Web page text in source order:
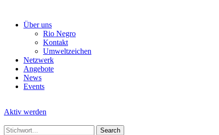
Über uns
Rio Negro
Kontakt
Umweltzeichen
Netzwerk
Angebote
News
Events
Aktiv werden